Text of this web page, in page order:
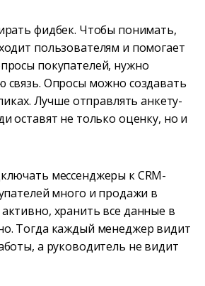
фидбек. Чтобы понимать,
пользователям и помогает
покупателей, нужно
связь. Опросы можно создавать
Лучше отправлять анкету-
оставят не только оценку, но и
мессенджеры к CRM-
много и продажи в
хранить все данные в
Тогда каждый менеджер видит
а руководитель не видит